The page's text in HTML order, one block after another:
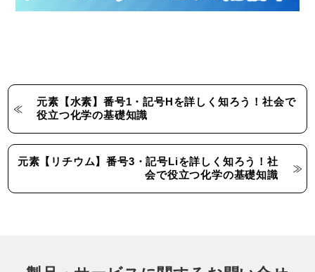
元素【水素】番号1・記号Hを詳しく知ろう！社会で
役立つ化学の基礎知識
元素【リチウム】番号3・記号Liを詳しく知ろう！社
会で役立つ化学の基礎知識